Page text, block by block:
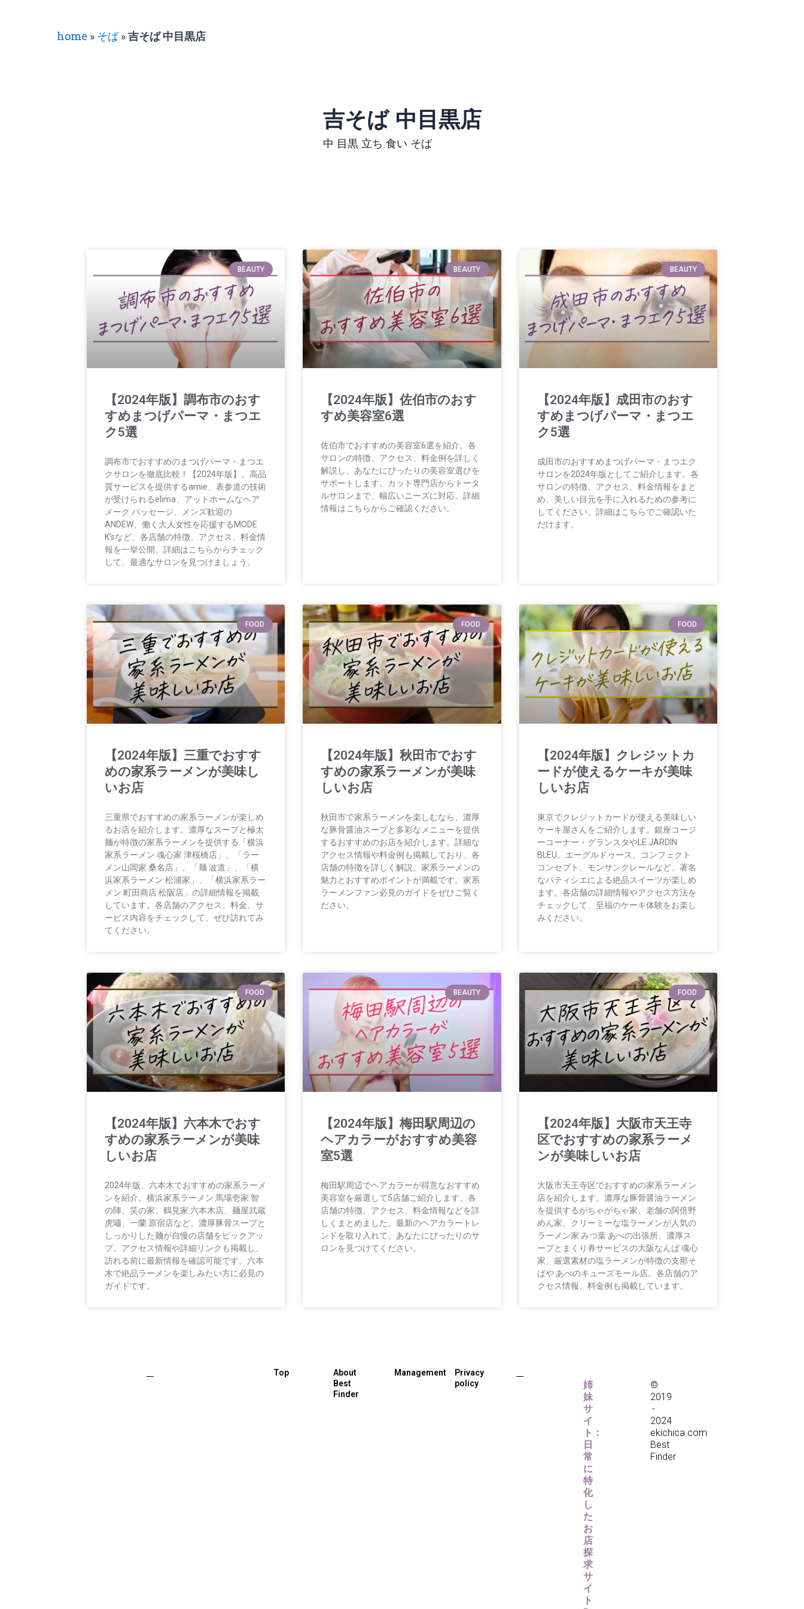
home » そば»吉そば 中目黒店
吉そば 中目黒店
中 目黒 立ち 食い そば
BEAUTY
【2024年版】調布市のおす
すめまつげパーマ・まつエ
ク5選
調布市でおすすめのまつげパーマ・まつエ
クサロンを徹底比較！【2024年版】。高品
質サービスを提供するamie、表参道の技術
が受けられるelima、アットホームなヘア
メーク パッセージ、メンズ歓迎の
ANDEW、働く大人女性を応援するMODE
K’sなど、各店舗の特徴、アクセス、料金情
報を一挙公開。詳細はこちらからチェック
して、最適なサロンを見つけましょう。
BEAUTY
【2024年版】佐伯市のおす
すめ美容室6選
佐伯市でおすすめの美容室6選を紹介。各
サロンの特徴、アクセス、料金例を詳しく
解説し、あなたにぴったりの美容室選びを
サポートします。カット専門店からトータ
ルサロンまで、幅広いニーズに対応。詳細
情報はこちらからご確認ください。
BEAUTY
【2024年版】成田市のおす
すめまつげパーマ・まつエ
ク5選
成田市のおすすめまつげパーマ・まつエク
サロンを2024年版としてご紹介します。各
サロンの特徴、アクセス、料金情報をまと
め、美しい目元を手に入れるための参考に
してください。詳細はこちらでご確認いた
だけます。
FOOD
【2024年版】三重でおすす
めの家系ラーメンが美味し
いお店
三重県でおすすめの家系ラーメンが楽しめ
るお店を紹介します。濃厚なスープと極太
麺が特徴の家系ラーメンを提供する「横浜
家系ラーメン 魂心家 津桜橋店」、「ラー
メン山岡家 桑名店」、「麺 波道」、「横
浜家系ラーメン 松浦家」、「横浜家系ラー
メン 町田商店 松阪店」の詳細情報を掲載
しています。各店舗のアクセス、料金、サ
ービス内容をチェックして、ぜひ訪れてみ
てください。
FOOD
【2024年版】秋田市でおす
すめの家系ラーメンが美味
しいお店
秋田市で家系ラーメンを楽しむなら、濃厚
な豚骨醤油スープと多彩なメニューを提供
するおすすめのお店を紹介します。詳細な
アクセス情報や料金例も掲載しており、各
店舗の特徴を詳しく解説。家系ラーメンの
魅力とおすすめポイントが満載です。家系
ラーメンファン必見のガイドをぜひご覧く
ださい。
FOOD
【2024年版】クレジットカ
ードが使えるケーキが美味
しいお店
東京でクレジットカードが使える美味しい
ケーキ屋さんをご紹介します。銀座コージ
ーコーナー・グランスタやLE JARDIN
BLEU、エーグルドゥース、コンフェクト
コンセプト、モンサンクレールなど、著名
なパティシエによる絶品スイーツが楽しめ
ます。各店舗の詳細情報やアクセス方法を
チェックして、至福のケーキ体験をお楽し
みください。
FOOD
【2024年版】六本木でおす
すめの家系ラーメンが美味
しいお店
2024年版、六本木でおすすめの家系ラーメ
ンを紹介。横浜家系ラーメン 馬場壱家 智
の陣、笑の家、鶴見家 六本木店、麺屋武蔵
虎嘯、一蘭 原宿店など、濃厚豚骨スープと
しっかりした麺が自慢の店舗をピックアッ
プ。アクセス情報や詳細リンクも掲載し、
訪れる前に最新情報を確認可能です。六本
木で絶品ラーメンを楽しみたい方に必見の
ガイドです。
BEAUTY
【2024年版】梅田駅周辺の
ヘアカラーがおすすめ美容
室5選
梅田駅周辺でヘアカラーが得意なおすすめ
美容室を厳選して5店舗ご紹介します。各
店舗の特徴、アクセス、料金情報などを詳
しくまとめました。最新のヘアカラートレ
ンドを取り入れて、あなたにぴったりのサ
ロンを見つけてください。
FOOD
【2024年版】大阪市天王寺
区でおすすめの家系ラーメ
ンが美味しいお店
大阪市天王寺区でおすすめの家系ラーメン
店を紹介します。濃厚な豚骨醤油ラーメン
を提供するがちゃがちゃ家、老舗の阿倍野
めん家、クリーミーな塩ラーメンが人気の
ラーメン家 みつ葉 あべの出張所、濃厚ス
ープとまくり券サービスの大阪なんば 魂心
家、厳選素材の塩ラーメンが特徴の支那そ
ばや あべのキューズモール店。各店舗のア
クセス情報、料金例も掲載しています。
Top
About
Best
Finder
Management
Privacy
policy
姉
妹
サ
イ
ト：
日
常
に
特
化
し
た
お
店
探
求
サ
イ
ト
©
2019
-
2024
ekichica.com
Best
Finder